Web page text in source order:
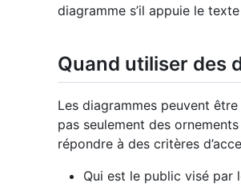
diagramme s’il appuie le
Quand utiliser des
Les diagrammes peuvent
pas seulement des
répondre à des critères
Qui est le public visé par